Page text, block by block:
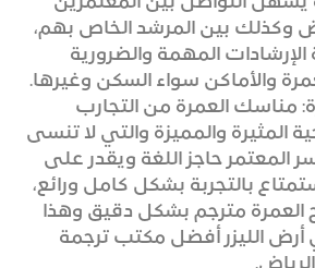
وكذلك بين المرشد الخاص بهم،
المهمة والضرورية
والأماكن سواء السكن وغيرها.
مناسك العمرة من التجارب
المثيرة والمميزة والتي لا تنسى
المعتمر حاجز اللغة ويقدر على
بالتجربة بشكل كامل ورائع،
العمرة مترجم بشكل دقيق وهذا
أرض الليزر أفضل مكتب ترجمة